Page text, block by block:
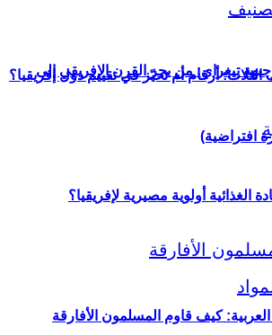
وجبهة تيغراي: من يجر القرن الإفريقي إلى
افتراضية)
الثلاث: أرقام أم تحيّز في تقييم دول إفريقيا؟
الغذائية أولوية مصيرية لإفريقيا؟
العربية: كيف قاوم المسلمون الأفارقة